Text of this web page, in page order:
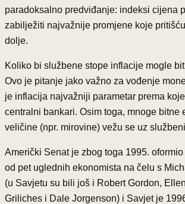
paradoksalno predviđanje: indeksi cijena
zabilježiti najvažnije promjene koje
dolje.
Koliko bi službene stope inflacije mogle
Ovo je pitanje jako važno za vođenje
je inflacija najvažniji parametar prema
centralni bankari. Osim toga, mnoge bitne
veličine (npr. mirovine) vežu se uz
Američki Senat je zbog toga 1995.
od pet uglednih ekonomista na čelu s
(u Savjetu su bili još i Robert Gordon,
Griliches i Dale Jorgenson) i Savjet je